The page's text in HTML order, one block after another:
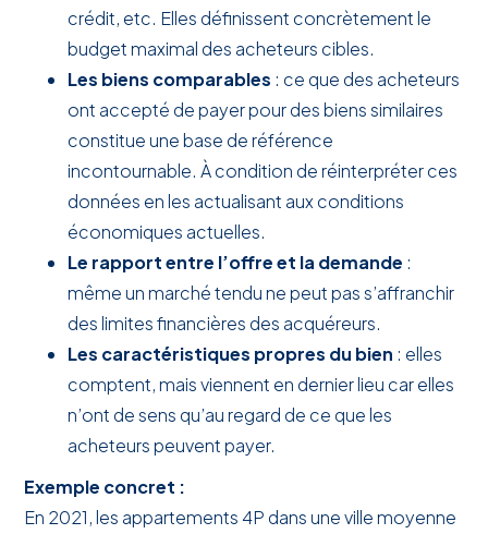
crédit, etc. Elles définissent concrètement le
budget maximal des acheteurs cibles.
Les biens comparables : ce que des acheteurs
ont accepté de payer pour des biens similaires
constitue une base de référence
incontournable. À condition de réinterpréter ces
données en les actualisant aux conditions
économiques actuelles.
Le rapport entre l’offre et la demande :
même un marché tendu ne peut pas s’affranchir
des limites financières des acquéreurs.
Les caractéristiques propres du bien : elles
comptent, mais viennent en dernier lieu car elles
n’ont de sens qu’au regard de ce que les
acheteurs peuvent payer.
Exemple concret :
En 2021, les appartements 4P dans une ville moyenne